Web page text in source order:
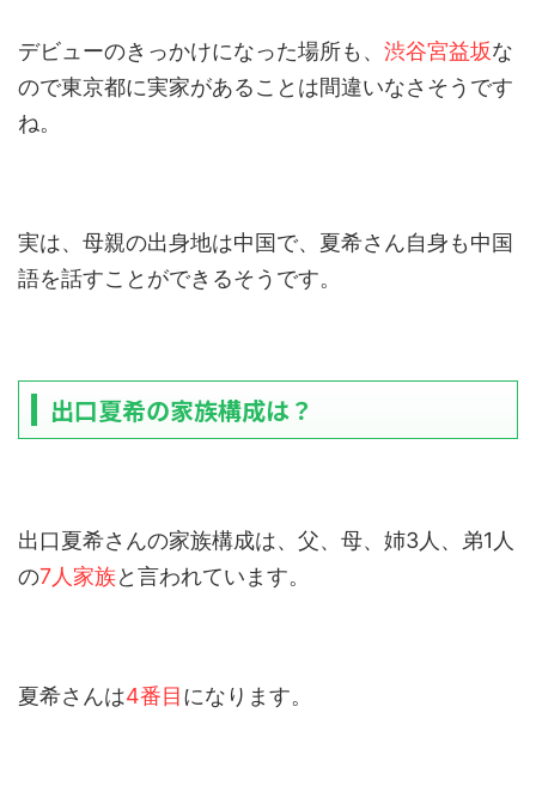
デビューのきっかけになった場所も、 渋谷宮益坂な
ので東京都に実家があることは間違いなさそうです
ね。
実は、母親の出身地は中国で、夏希さん自身も中国
語を話すことができるそうです。
出口夏希の家族構成は？
出口夏希さんの家族構成は、父、母、姉3人、弟1人
の7人家族と言われています。
夏希さんは4番目になります。